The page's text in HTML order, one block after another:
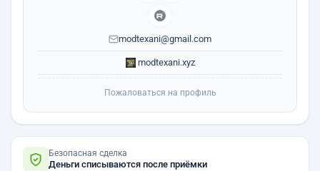
modtexani@gmail.com
modtexani.xyz
Пожаловаться на профиль
Безопасная сделка
Деньги списываются после приёмки